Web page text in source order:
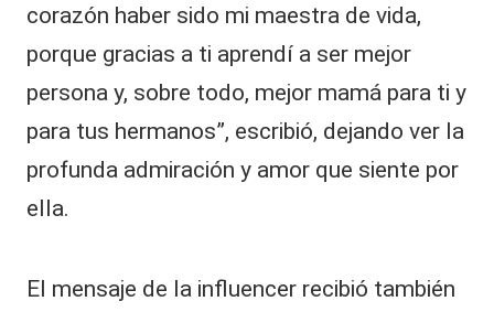
corazón haber sido mi maestra de vida,
porque gracias a ti aprendí a ser mejor
persona y, sobre todo, mejor mamá para ti y
para tus hermanos”, escribió, dejando ver la
profunda admiración y amor que siente por
ella.
El mensaje de la influencer recibió también